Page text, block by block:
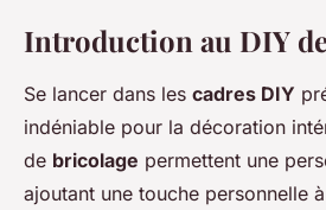
Introduction au DIY
Se lancer dans les cadres DIY
indéniable pour la décoration
de bricolage permettent une
ajoutant une touche personnelle